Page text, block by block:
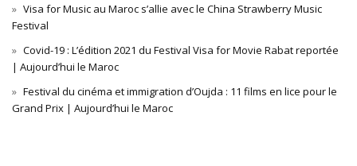
Visa for Music au Maroc s’allie avec le China Strawberry Music
Festival
Covid-19 : L’édition 2021 du Festival Visa for Movie Rabat reportée
| Aujourd’hui le Maroc
Festival du cinéma et immigration d’Oujda : 11 films en lice pour le
Grand Prix | Aujourd’hui le Maroc